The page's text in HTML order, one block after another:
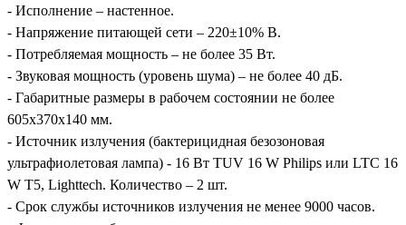
- Исполнение – настенное.
- Напряжение питающей сети – 220±10% В.
- Потребляемая мощность – не более 35 Вт.
- Звуковая мощность (уровень шума) – не более 40 дБ.
- Габаритные размеры в рабочем состоянии не более
605х370х140 мм.
- Источник излучения (бактерицидная безозоновая
ультрафиолетовая лампа) - 16 Вт TUV 16 W Philips или LTC 16
W T5, Lighttech. Количество – 2 шт.
- Срок службы источников излучения не менее 9000 часов.